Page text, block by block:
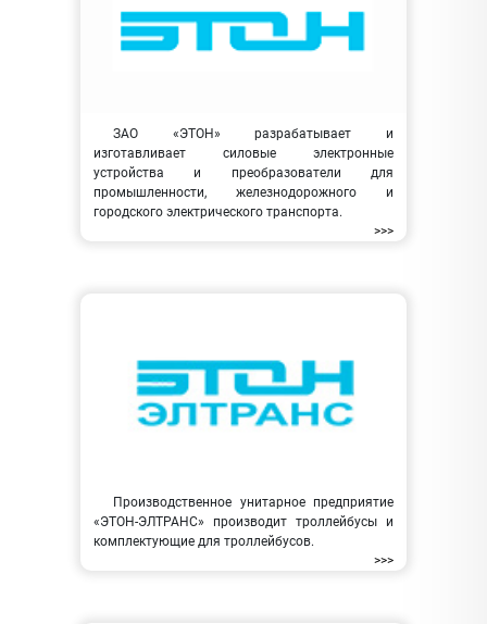
ЗАО «ЭТОН» разрабатывает и
изготавливает силовые электронные
устройства и преобразователи для
промышленности, железнодорожного и
городского электрического транспорта.
>>>
Производственное унитарное предприятие
«ЭТОН-ЭЛТРАНС» производит троллейбусы и
комплектующие для троллейбусов.
>>>